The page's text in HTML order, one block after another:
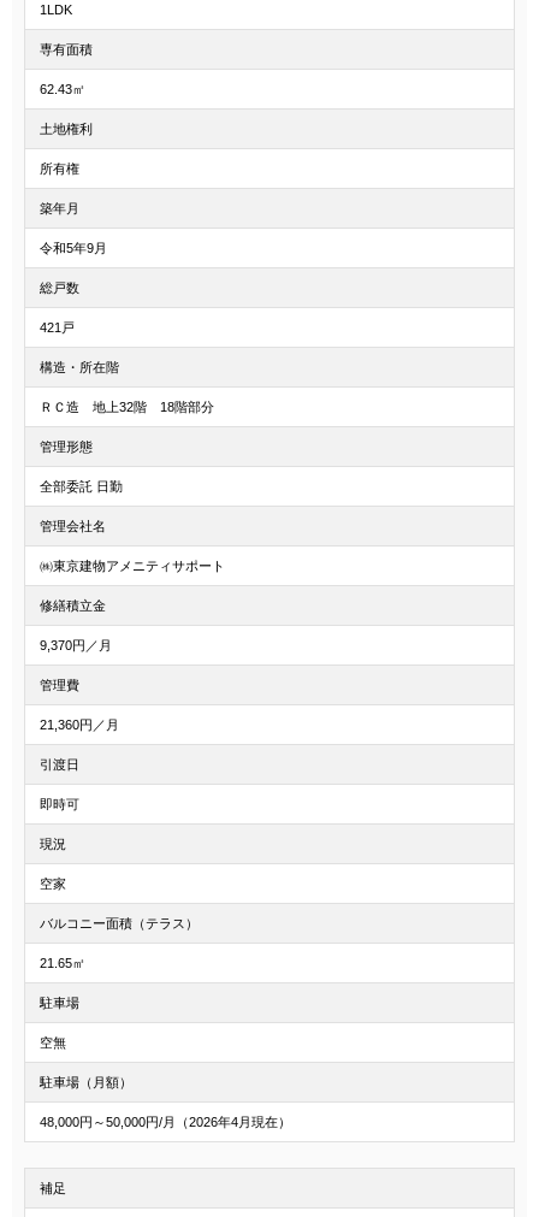
1LDK
専有面積
62.43㎡
土地権利
所有権
築年月
令和5年9月
総戸数
421戸
構造・所在階
ＲＣ造 地上32階 18階部分
管理形態
全部委託 日勤
管理会社名
㈱東京建物アメニティサポート
修繕積立金
9,370円／月
管理費
21,360円／月
引渡日
即時可
現況
空家
バルコニー面積（テラス）
21.65㎡
駐車場
空無
駐車場（月額）
48,000円～50,000円/月（2026年4月現在）
補足